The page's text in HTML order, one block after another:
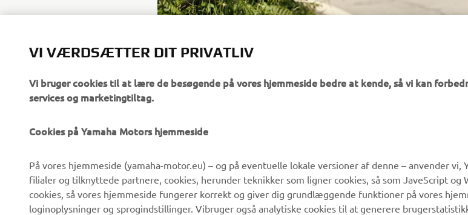
Om os
Nyheder
eBike systemer
Myndigheder
MyYamaha
Yamaha Music
Kundeservice
VI VÆRDSÆTTER DIT PRIVATLIV
Vi bruger cookies til at lære de besøgende på vores hjemmeside bedre at kende, så vi kan
services og marketingtiltag.
Cookies på Yamaha Motors hjemmeside
På vores hjemmeside (yamaha-motor.eu) – og på eventuelle lokale versioner af denne – anvender vi,
filialer og tilknyttede partnere, cookies, herunder teknikker som ligner cookies, så som JaveScript og
cookies, så vores hjemmeside fungerer korrekt og giver dig grundlæggende funktioner på vores
loginoplysninger og sprogindstillinger. Vibruger også analytiske cookies til at generere